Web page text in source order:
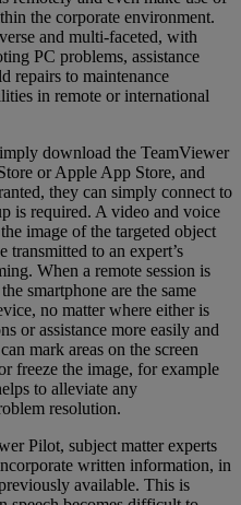
the corporate environment.
and multi-faceted, with
PC problems, assistance
repairs to maintenance
in remote or international
download the TeamViewer
or Apple App Store, and
they can simply connect to
is required. A video and voice
image of the targeted object
transmitted to an expert’s
When a remote session is
smartphone are the same
no matter where either is
or assistance more easily and
mark areas on the screen
freeze the image, for example
to alleviate any
resolution.
Pilot, subject matter experts
written information, in
available. This is